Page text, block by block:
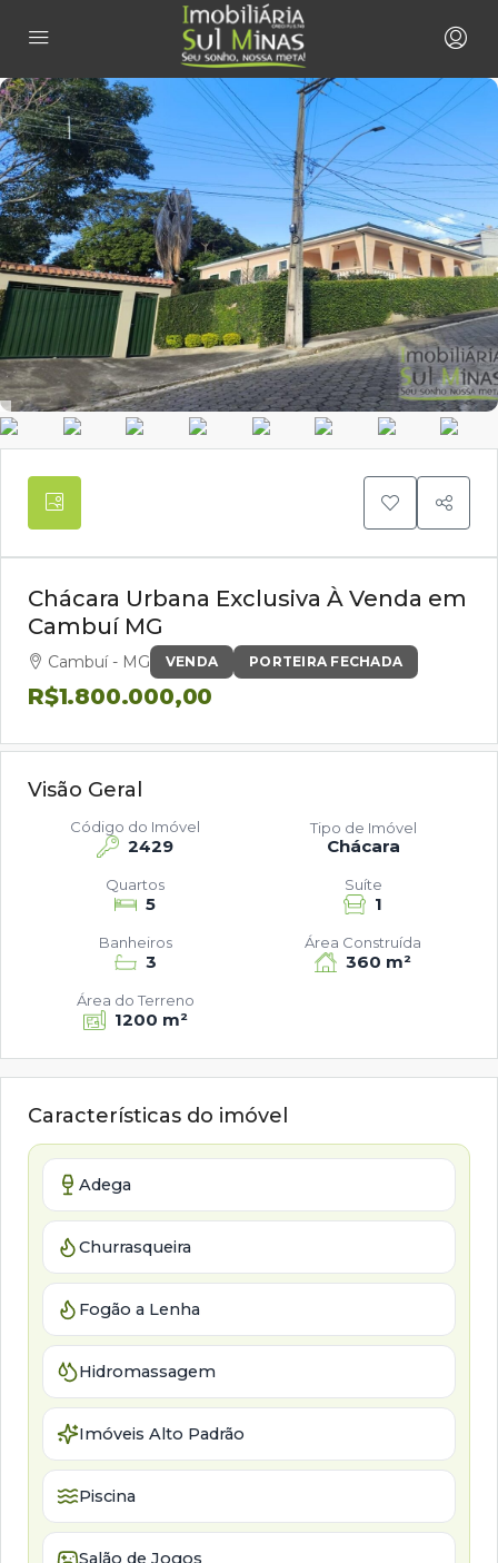
VENDA PORTEIRA FECHADA
Chácara Urbana Exclusiva À Venda em
Cambuí MG
Cambuí - MG
R$1.800.000,00
Visão Geral
2429
Código do Imóvel
Chácara
Tipo de Imóvel
5
Quartos
1
Suíte
3
Banheiros
360 m²
Área Construída
1200 m²
Área do Terreno
Características do imóvel
Adega
Churrasqueira
Fogão a Lenha
Hidromassagem
Imóveis Alto Padrão
Piscina
Salão de Jogos